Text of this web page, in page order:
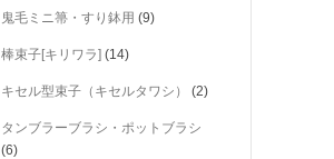
鬼毛ミニ箒・すり鉢用 (9)
棒束子[キリワラ] (14)
キセル型束子（キセルタワシ） (2)
タンブラーブラシ・ポットブラシ
(6)